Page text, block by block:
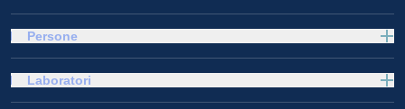
Persone
Laboratori